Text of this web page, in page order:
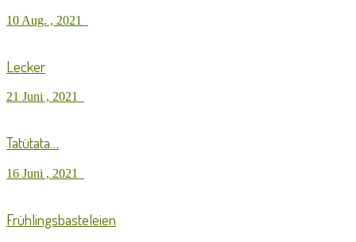
10 Aug. , 2021
Lecker
21 Juni , 2021
Tatütata…
16 Juni , 2021
Frühlingsbasteleien